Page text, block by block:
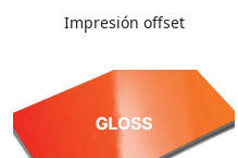
Impresión offset